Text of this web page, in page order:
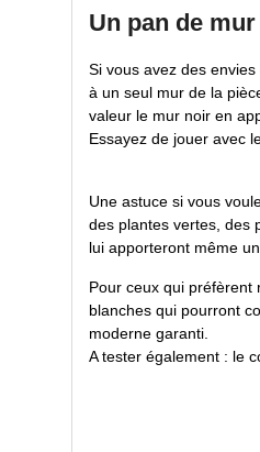
Un pan de
Si vous avez des
à un seul mur de la
valeur le mur noir en
Essayez de jouer avec
Une astuce si vous
des plantes vertes, des
lui apporteront même
Pour ceux qui préfèrent
blanches qui pourront
moderne garanti.
A tester également : le